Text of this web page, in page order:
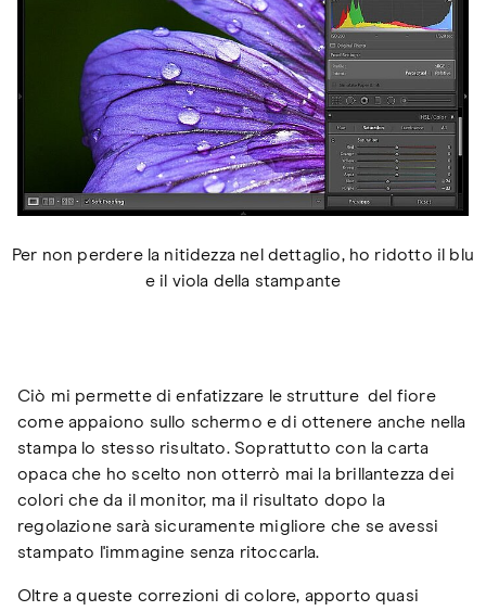
Per non perdere la nitidezza nel dettaglio, ho ridotto il blu
e il viola della stampante
Ciò mi permette di enfatizzare le strutture del fiore
come appaiono sullo schermo e di ottenere anche nella
stampa lo stesso risultato. Soprattutto con la carta
opaca che ho scelto non otterrò mai la brillantezza dei
colori che da il monitor, ma il risultato dopo la
regolazione sarà sicuramente migliore che se avessi
stampato l'immagine senza ritoccarla.
Oltre a queste correzioni di colore, apporto quasi